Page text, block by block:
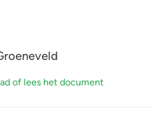
of lees het document